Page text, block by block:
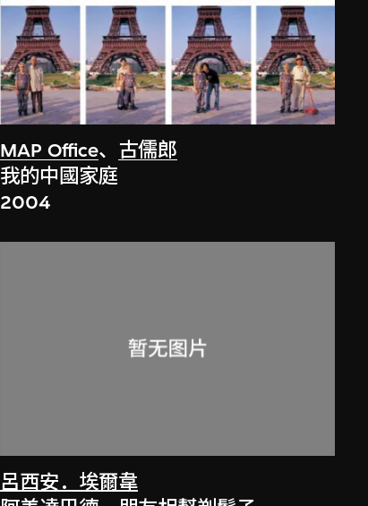
MAP Office、 古儒郎
我的中國家庭
2004
呂西安．埃爾韋